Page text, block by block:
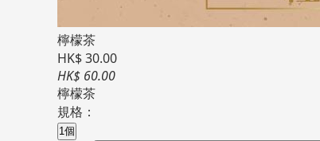
檸檬茶
HK$ 30.00
HK$ 60.00
檸檬茶
規格：
1個